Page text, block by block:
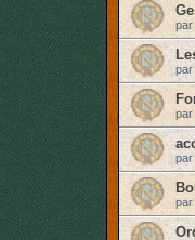
par
par
par
par
par